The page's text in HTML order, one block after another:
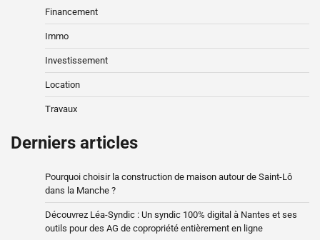
Financement
Immo
Investissement
Location
Travaux
Derniers articles
Pourquoi choisir la construction de maison autour de Saint-Lô
dans la Manche ?
Découvrez Léa-Syndic : Un syndic 100% digital à Nantes et ses
outils pour des AG de copropriété entièrement en ligne